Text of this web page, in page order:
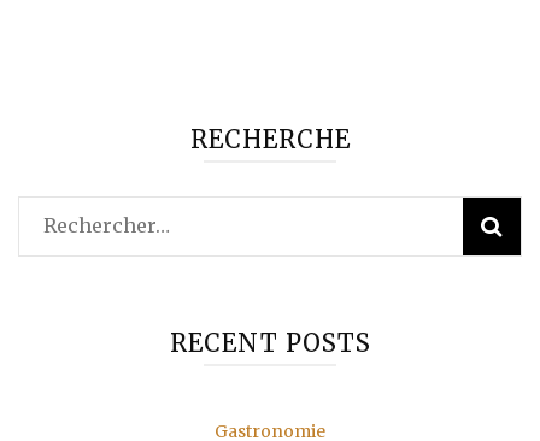
RECHERCHE
Rechercher :
RECENT POSTS
Gastronomie